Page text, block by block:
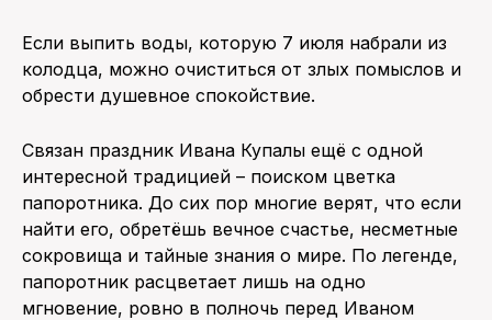
Если выпить воды, которую 7 июля набрали из
колодца, можно очиститься от злых помыслов и
обрести душевное спокойствие.
Связан праздник Ивана Купалы ещё с одной
интересной традицией – поиском цветка
папоротника. До сих пор многие верят, что если
найти его, обретёшь вечное счастье, несметные
сокровища и тайные знания о мире. По легенде,
папоротник расцветает лишь на одно
мгновение, ровно в полночь перед Иваном